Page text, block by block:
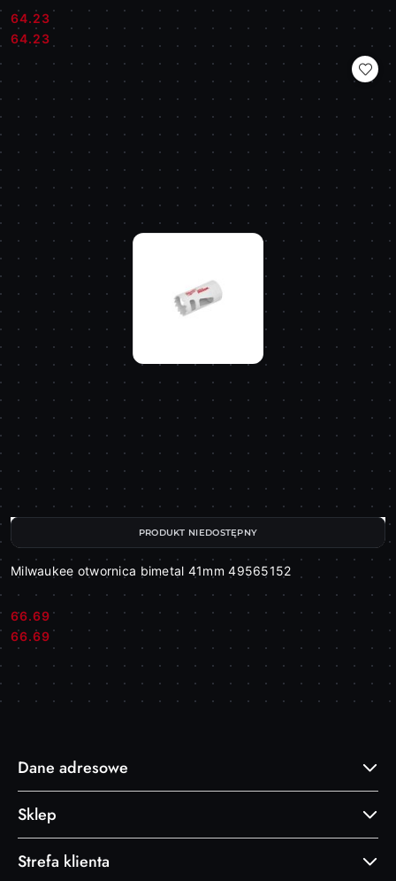
Cena:
64.23
Cena:
64.23
Milwaukee otwornica bimetal 41mm 49565152
Cena:
66.69
Cena:
66.69
PRODUKT NIEDOSTĘPNY
Dane adresowe
Sklep
Strefa klienta